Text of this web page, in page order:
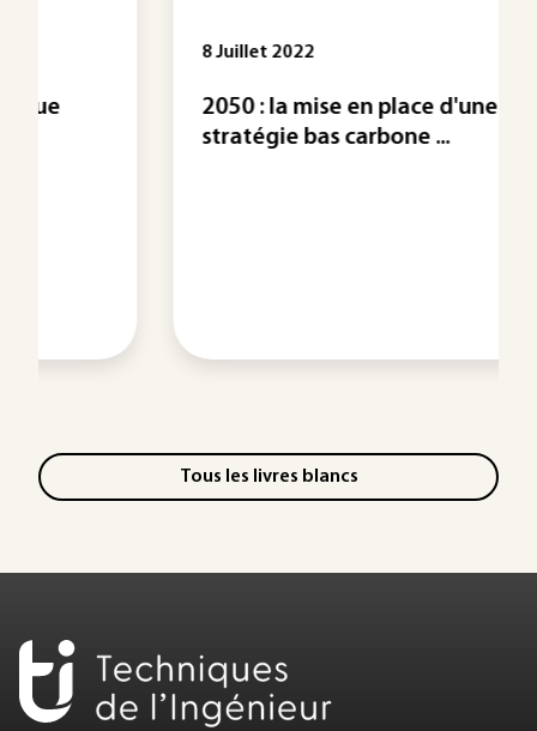
2050 : la mise en place d'une
stratégie bas carbone ...
Tous les livres blancs